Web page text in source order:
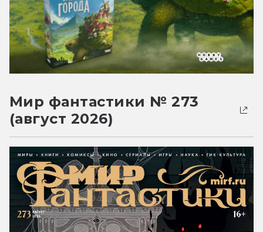
Мир фантастики № 273
(август 2026)